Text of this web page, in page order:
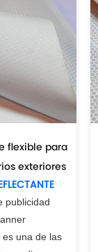
flexible para
exteriores
publicidad
es una de las